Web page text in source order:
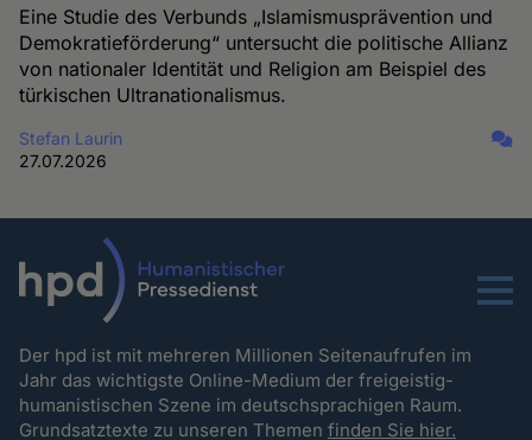
Eine Studie des Verbunds „Islamismusprävention und
Demokratieförderung“ untersucht die politische Allianz
von nationaler Identität und Religion am Beispiel des
türkischen Ultranationalismus.
Stefan Laurin
27.07.2026
Menu
Der hpd ist mit mehreren Millionen Seitenaufrufen im
Jahr das wichtigste Online-Medium der freigeistig-
humanistischen Szene im deutschsprachigen Raum.
Grundsatztexte zu unseren Themenfinden Sie hier.